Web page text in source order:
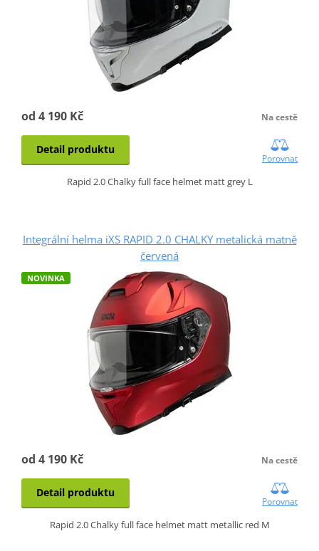
od 4 190 Kč Na cestě
Detail produktu
Porovnat
Rapid 2.0 Chalky full face helmet matt grey L
Integrální helma iXS RAPID 2.0 CHALKY metalická matně
červená
NOVINKA
od 4 190 Kč Na cestě
Detail produktu
Porovnat
Rapid 2.0 Chalky full face helmet matt metallic red M